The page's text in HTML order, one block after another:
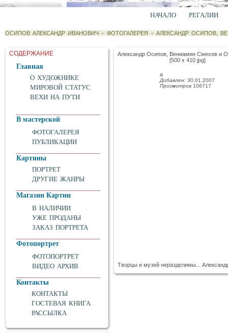
НАЧАЛО РЕГАЛИИ
ОСИПОВ АЛЕКСАНДР ИВАНОВИЧ – ФОТОГАЛЕРЕЯ – АЛЕКСАНДР ОСИПОВ,
СОДЕРЖАНИЕ
Главная
О ХУДОЖНИКЕ
МИРОВОЙ СТАТУС
ВЕХИ НА ПУТИ
В мастерской
ФОТОГАЛЕРЕЯ
ПУБЛИКАЦИИ
Картины
ПОРТРЕТ
ДРУГИЕ ЖАНРЫ
Магазин Картин
В НАЛИЧИИ
УЖЕ ПРОДАНЫ
ЗАКАЗ ПОРТРЕТА
Фотопортрет
ФОТОПОРТРЕТ
ВИДЕО АРХИВ
Контакты
КОНТАКТЫ
ГОСТЕВАЯ КНИГА
РАССЫЛКА
Александр Осипов, Вениамин Смехов и
[500 x 410 jpg]
а
Добавлен: 30.01.2007
Просмотров 106717
Творцы и музей неразделимы...